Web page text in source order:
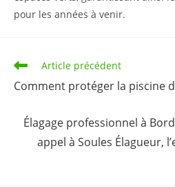
pour les années à venir.
Read
articles
Article précédent
Comment protéger la piscine
Élagage professionnel à
appel à Soules Élagueur,